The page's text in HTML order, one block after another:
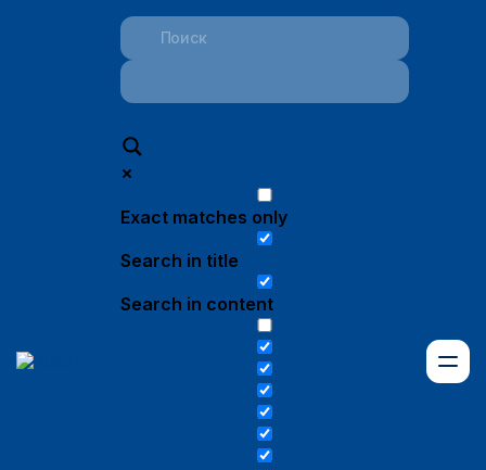
Exact matches only
Search in title
Search in content